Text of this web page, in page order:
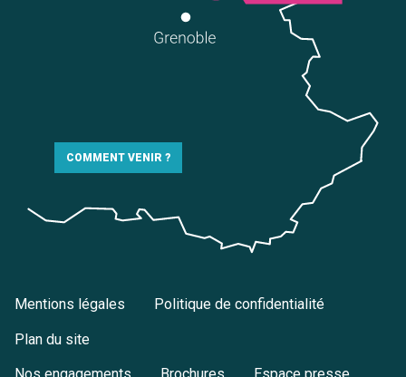
COMMENT VENIR ?
Mentions légales Politique de confidentialité
Plan du site